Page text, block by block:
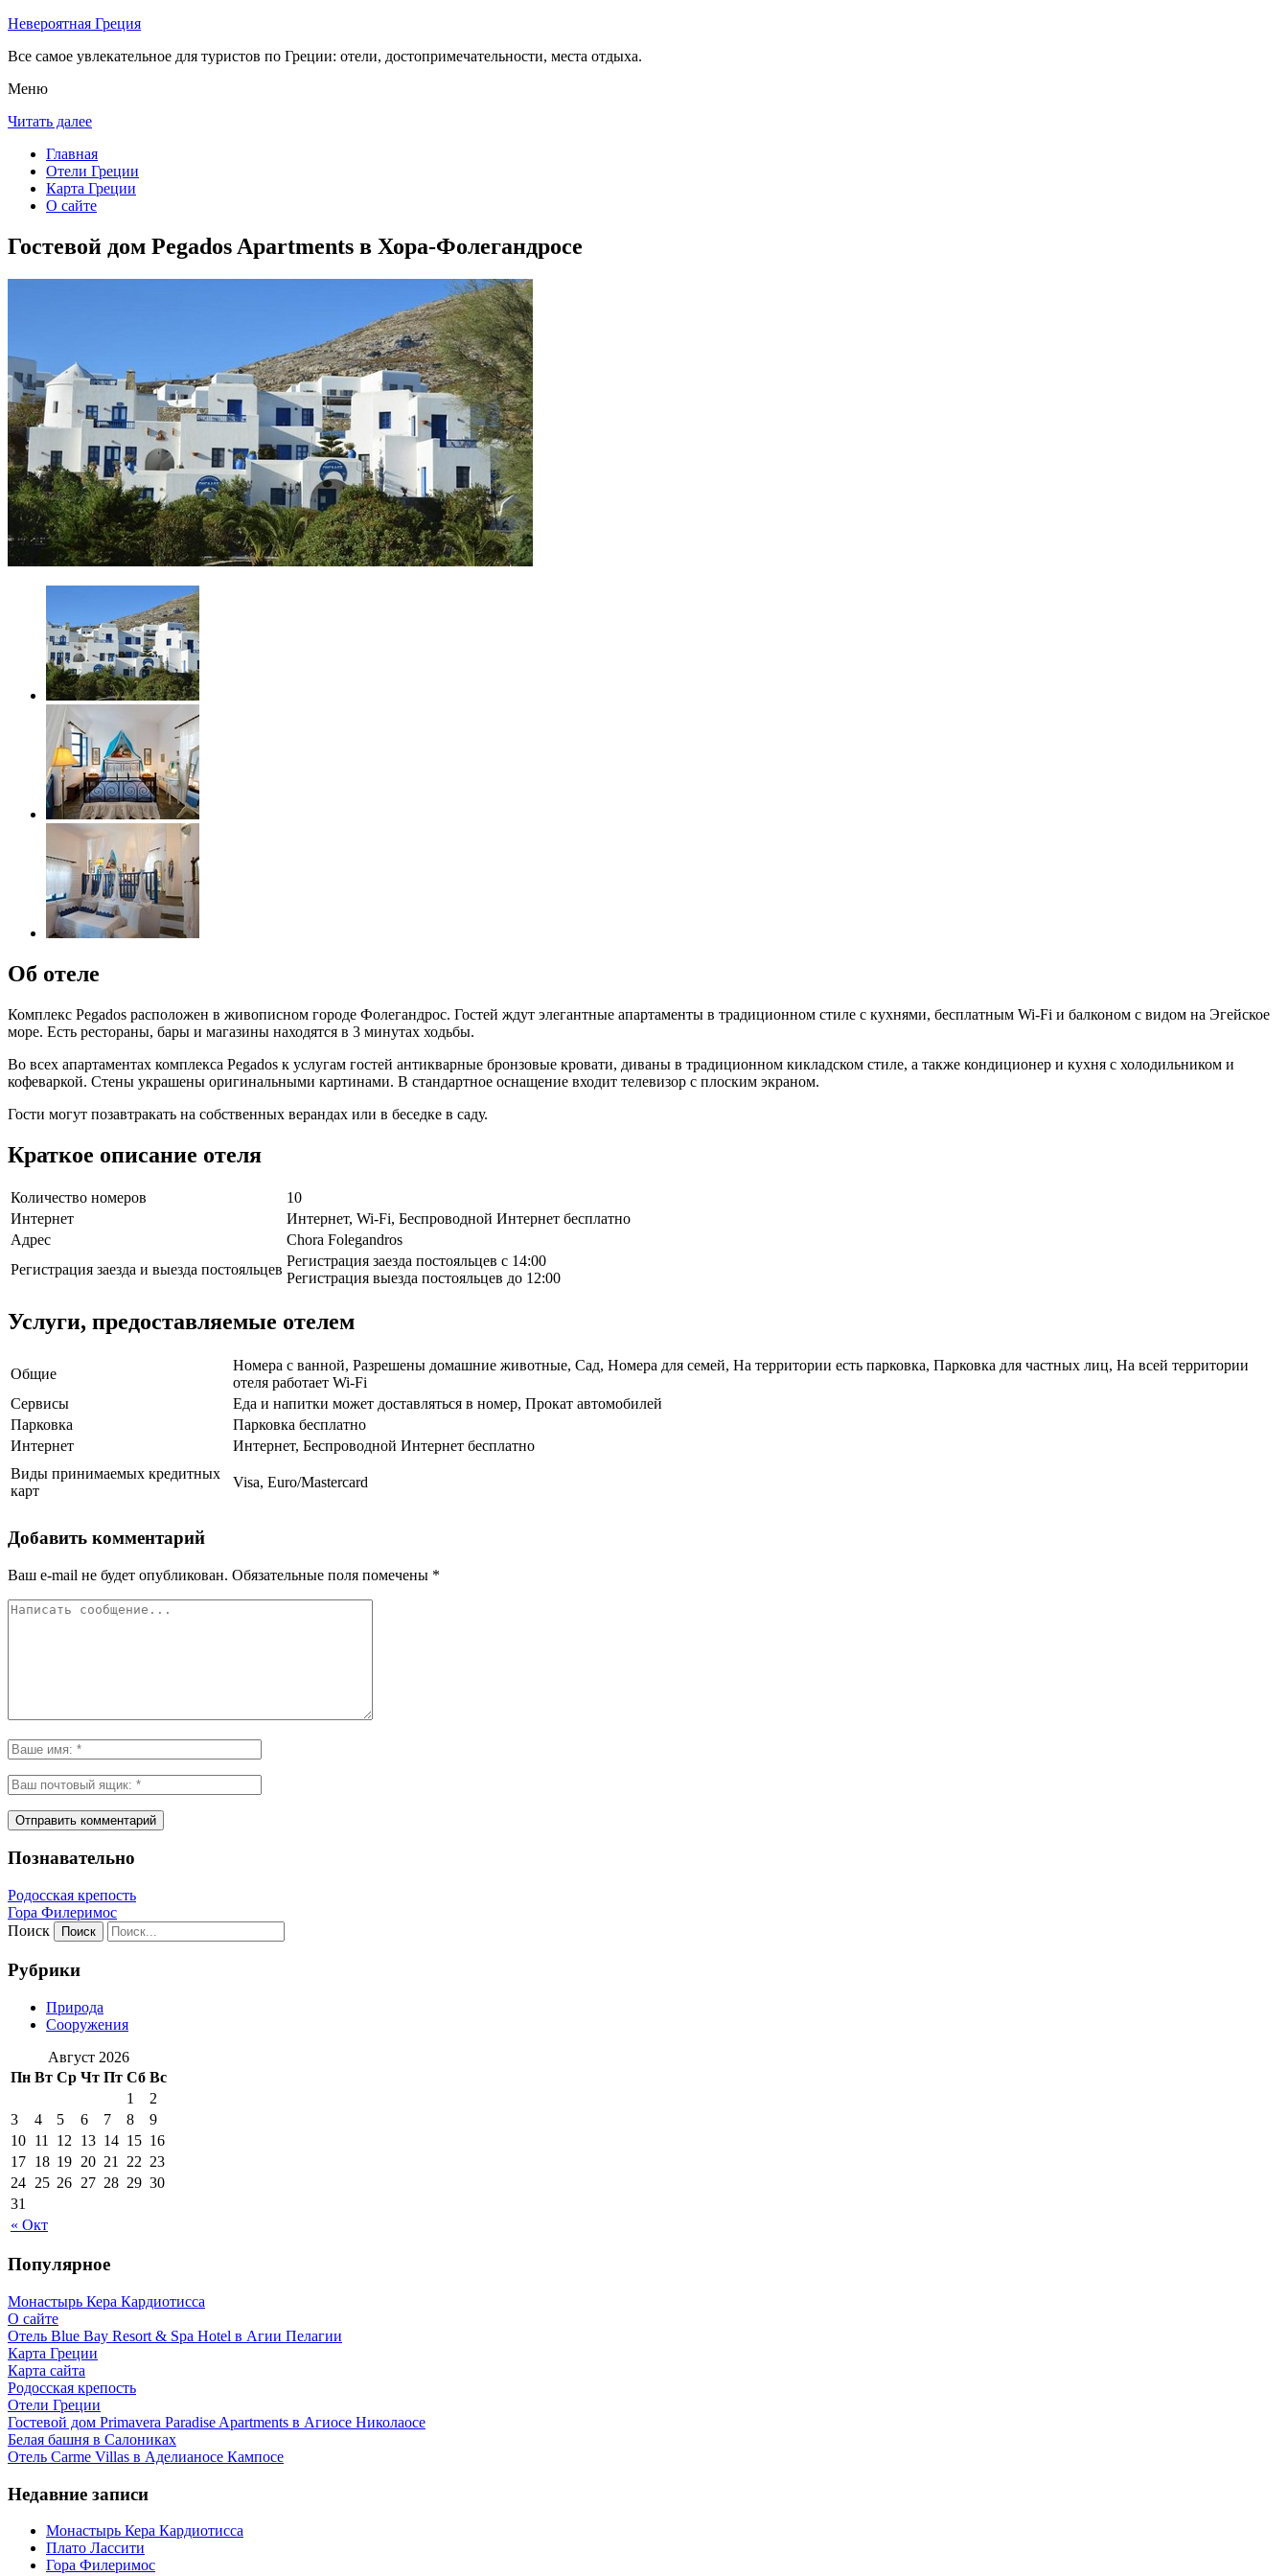
Невероятная Греция
Все самое увлекательное для туристов по Греции: отели, достопримечательности, места отдыха.
Меню
Читать далее
Главная
Отели Греции
Карта Греции
О сайте
Гостевой дом Pegados Apartments в Хора-Фолегандросе
Об отеле
Комплекс Pegados расположен в живописном городе Фолегандрос. Гостей ждут элегантные апартаменты в традиционном стиле с кухнями, бесплатным Wi-Fi и балконом с видом на Эгейское
море. Есть рестораны, бары и магазины находятся в 3 минутах ходьбы.
Во всех апартаментах комплекса Pegados к услугам гостей антикварные бронзовые кровати, диваны в традиционном кикладском стиле, а также кондиционер и кухня с холодильником и
кофеваркой. Стены украшены оригинальными картинами. В стандартное оснащение входит телевизор с плоским экраном.
Гости могут позавтракать на собственных верандах или в беседке в саду.
Краткое описание отеля
Количество номеров
10
Интернет
Интернет, Wi-Fi, Беспроводной Интернет бесплатно
Адрес
Chora Folegandros
Регистрация заезда и выезда постояльцев
Регистрация заезда постояльцев с 14:00
Регистрация выезда постояльцев до 12:00
Услуги, предоставляемые отелем
Общие
Номера с ванной, Разрешены домашние животные, Сад, Номера для семей, На территории есть парковка, Парковка для частных лиц, На всей территории
отеля работает Wi-Fi
Сервисы
Еда и напитки может доставляться в номер, Прокат автомобилей
Парковка
Парковка бесплатно
Интернет
Интернет, Беспроводной Интернет бесплатно
Виды принимаемых кредитных
карт
Visa, Euro/Mastercard
Добавить комментарий
Ваш e-mail не будет опубликован. Обязательные поля помечены *
Познавательно
Родосская крепость
Гора Филеримос
Поиск
Рубрики
Природа
Сооружения
Август 2026
Пн Вт Ср Чт Пт Сб Вс
« Окт
1
2
3
4 5 6 7 8
9
10 11 12 13 14 15 16
17 18 19 20 21 22 23
24 25 26 27 28 29 30
31
Популярное
Монастырь Кера Кардиотисса
О сайте
Отель Blue Bay Resort & Spa Hotel в Агии Пелагии
Карта Греции
Карта сайта
Родосская крепость
Отели Греции
Гостевой дом Primavera Paradise Apartments в Агиосе Николаосе
Белая башня в Салониках
Отель Carme Villas в Аделианосе Кампосе
Недавние записи
Монастырь Кера Кардиотисса
Плато Лассити
Гора Филеримос